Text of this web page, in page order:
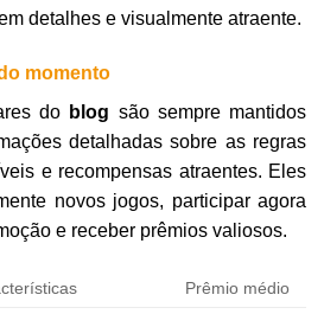
detalhes e visualmente atraente.
momento
do blog são sempre mantidos
detalhadas sobre as regras
e recompensas atraentes. Eles
novos jogos, participar agora
e receber prêmios valiosos.
Prêmio médio